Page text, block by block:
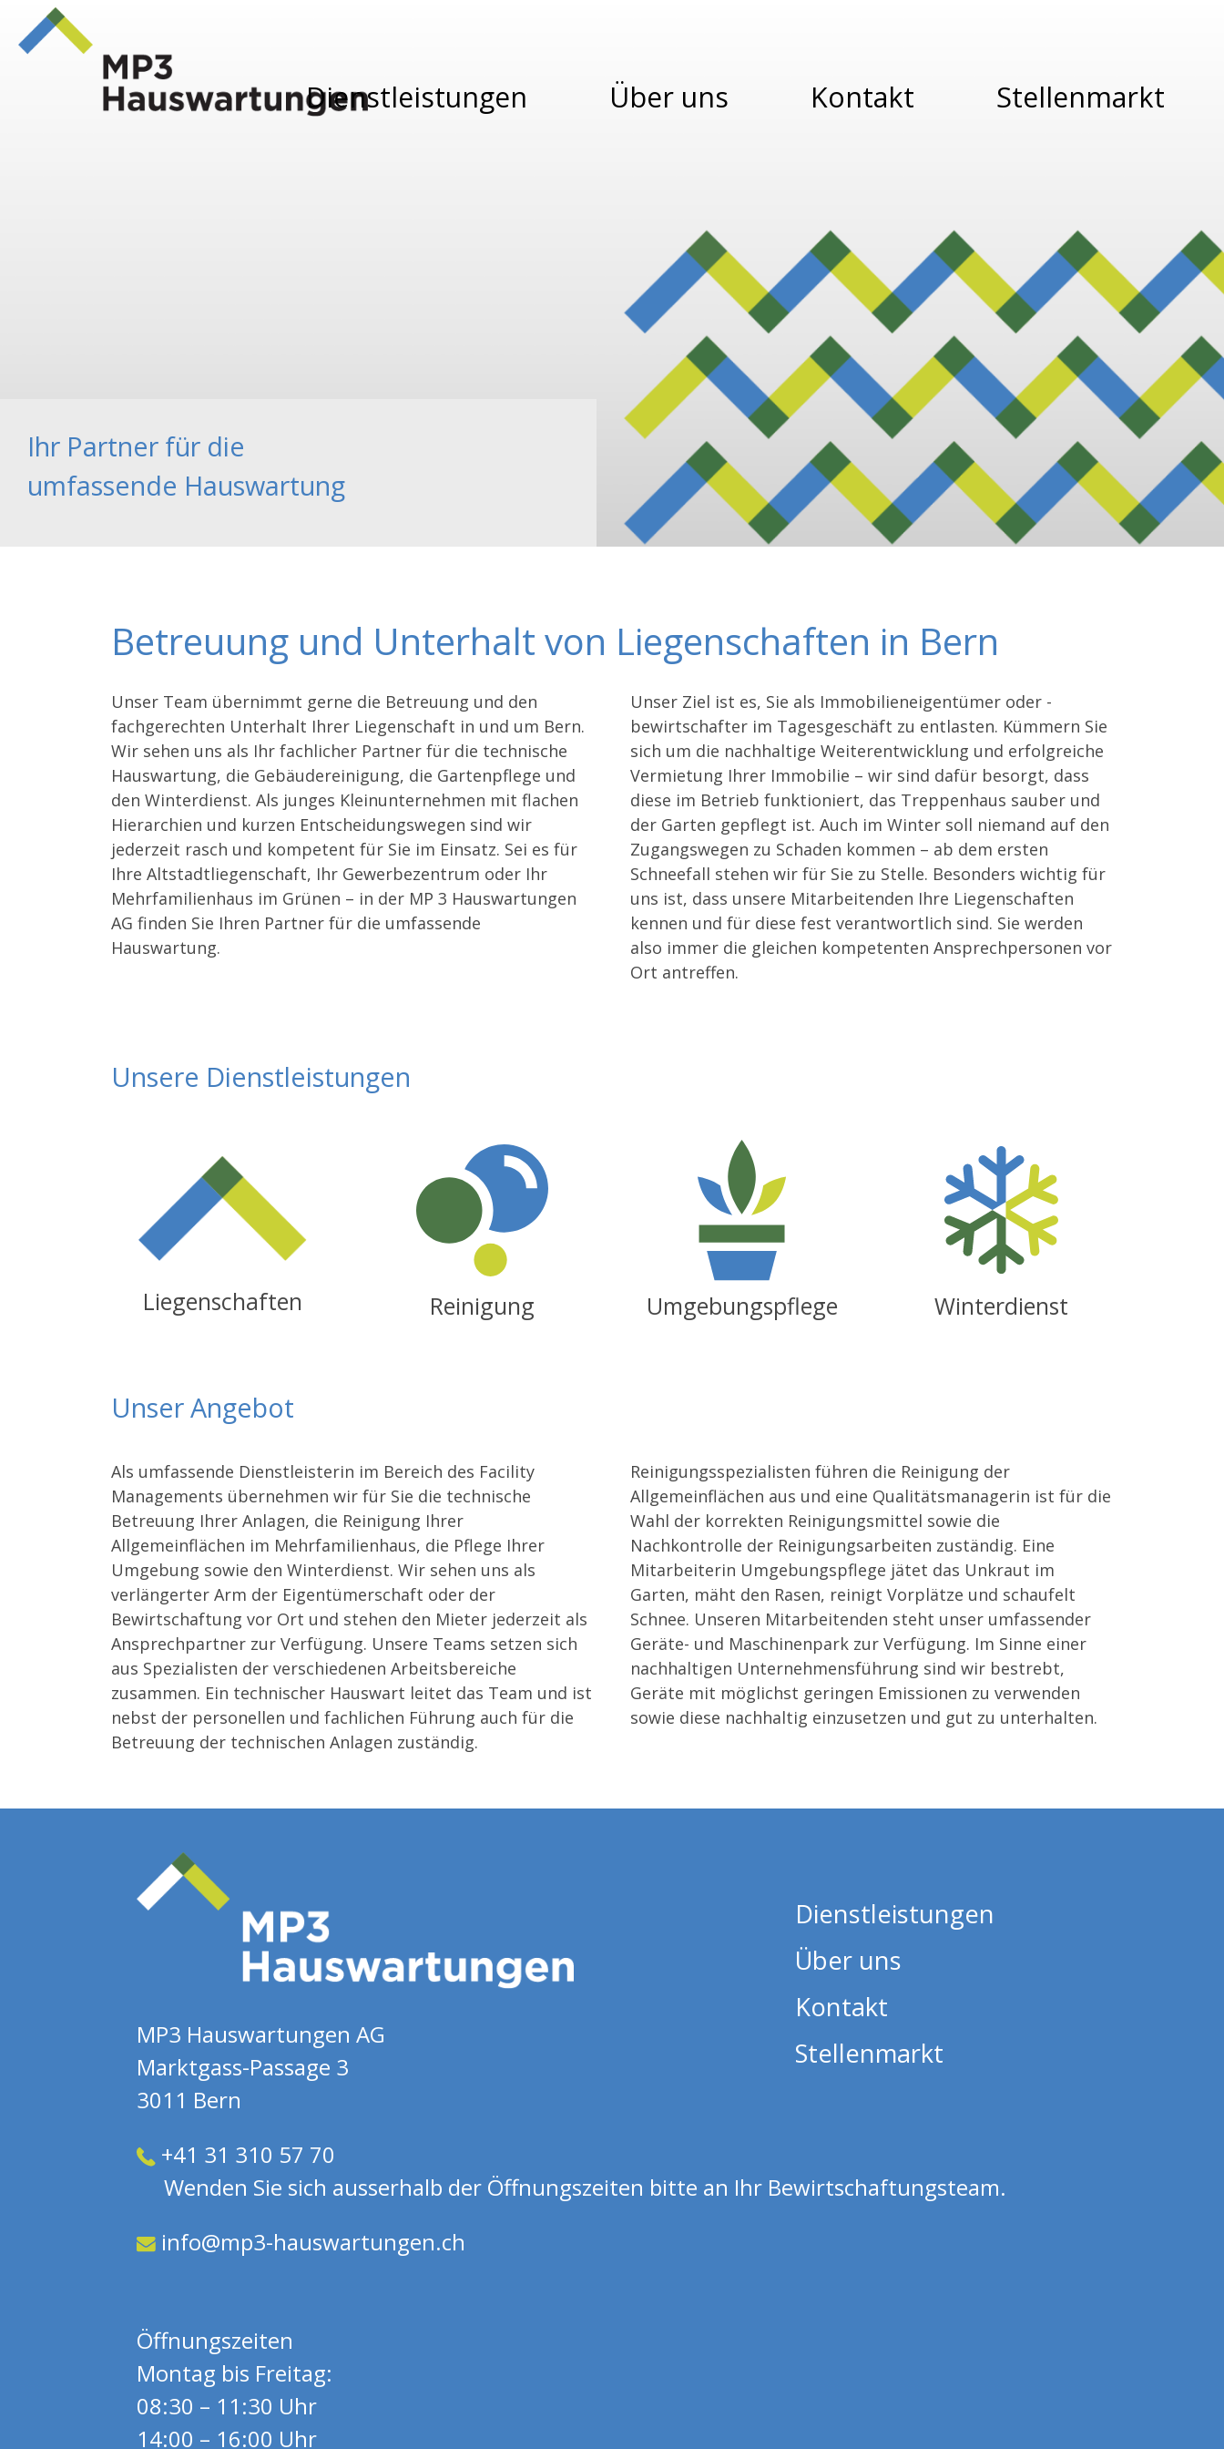
Dienstleistungen Über uns Kontakt Stellenmarkt
Ihr Partner für die
umfassende Hauswartung
Betreuung und Unterhalt von Liegenschaften in Bern
Unser Team übernimmt gerne die Betreuung und den
fachgerechten Unterhalt Ihrer Liegenschaft in und um Bern.
Wir sehen uns als Ihr fachlicher Partner für die technische
Hauswartung, die Gebäudereinigung, die Gartenpflege und
den Winterdienst. Als junges Kleinunternehmen mit flachen
Hierarchien und kurzen Entscheidungswegen sind wir
jederzeit rasch und kompetent für Sie im Einsatz. Sei es für
Ihre Altstadtliegenschaft, Ihr Gewerbezentrum oder Ihr
Mehrfamilienhaus im Grünen – in der MP 3 Hauswartungen
AG finden Sie Ihren Partner für die umfassende
Hauswartung.
Unser Ziel ist es, Sie als Immobilieneigentümer oder -
bewirtschafter im Tagesgeschäft zu entlasten. Kümmern Sie
sich um die nachhaltige Weiterentwicklung und erfolgreiche
Vermietung Ihrer Immobilie – wir sind dafür besorgt, dass
diese im Betrieb funktioniert, das Treppenhaus sauber und
der Garten gepflegt ist. Auch im Winter soll niemand auf den
Zugangswegen zu Schaden kommen – ab dem ersten
Schneefall stehen wir für Sie zu Stelle. Besonders wichtig für
uns ist, dass unsere Mitarbeitenden Ihre Liegenschaften
kennen und für diese fest verantwortlich sind. Sie werden
also immer die gleichen kompetenten Ansprechpersonen vor
Ort antreffen.
Unsere Dienstleistungen
Liegenschaften Reinigung Umgebungspflege Winterdienst
Unser Angebot
Als umfassende Dienstleisterin im Bereich des Facility
Managements übernehmen wir für Sie die technische
Betreuung Ihrer Anlagen, die Reinigung Ihrer
Allgemeinflächen im Mehrfamilienhaus, die Pflege Ihrer
Umgebung sowie den Winterdienst. Wir sehen uns als
verlängerter Arm der Eigentümerschaft oder der
Bewirtschaftung vor Ort und stehen den Mieter jederzeit als
Ansprechpartner zur Verfügung. Unsere Teams setzen sich
aus Spezialisten der verschiedenen Arbeitsbereiche
zusammen. Ein technischer Hauswart leitet das Team und ist
nebst der personellen und fachlichen Führung auch für die
Betreuung der technischen Anlagen zuständig.
Reinigungsspezialisten führen die Reinigung der
Allgemeinflächen aus und eine Qualitätsmanagerin ist für die
Wahl der korrekten Reinigungsmittel sowie die
Nachkontrolle der Reinigungsarbeiten zuständig. Eine
Mitarbeiterin Umgebungspflege jätet das Unkraut im
Garten, mäht den Rasen, reinigt Vorplätze und schaufelt
Schnee. Unseren Mitarbeitenden steht unser umfassender
Geräte- und Maschinenpark zur Verfügung. Im Sinne einer
nachhaltigen Unternehmensführung sind wir bestrebt,
Geräte mit möglichst geringen Emissionen zu verwenden
sowie diese nachhaltig einzusetzen und gut zu unterhalten.
MP3 Hauswartungen AG
Marktgass-Passage 3
3011 Bern
Dienstleistungen
Über uns
Kontakt
Stellenmarkt
+41 31 310 57 70
Wenden Sie sich ausserhalb der Öffnungszeiten bitte an Ihr Bewirtschaftungsteam.
info@mp3-hauswartungen.ch
Öffnungszeiten
Montag bis Freitag:
08:30 – 11:30 Uhr
14:00 – 16:00 Uhr
Cookie-Einstellungen